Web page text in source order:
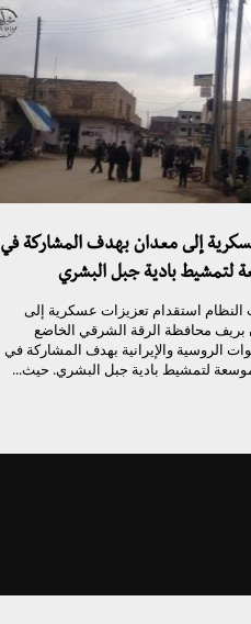
إلى معدان بهدف المشاركة في
لتمشيط بادية جبل البشري
استقدام تعزيزات عسكرية إلى
بريف محافظة الرقة الشرقي الخاضع
الروسية والإيرانية بهدف المشاركة في
لتمشيط بادية جبل البشري. حيث...